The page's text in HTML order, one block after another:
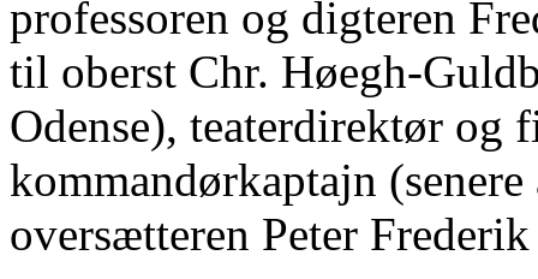
professoren og digteren
til oberst Chr. Høegh-
Odense), teaterdirektør og
kommandørkaptajn
oversætteren Peter